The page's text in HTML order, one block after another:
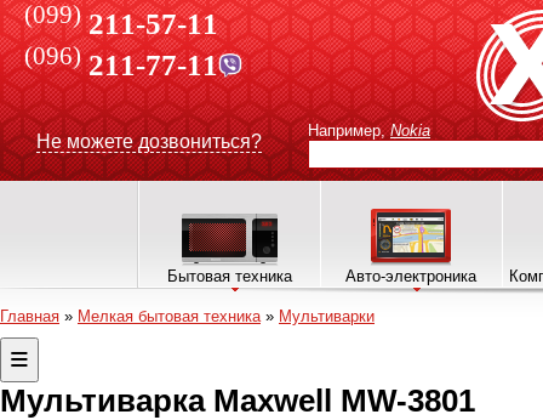
(099) 211-57-11
(096)211-77-11
Не можете дозвониться?
Например, Nokia
Бытовая техника Авто-электроника
Главная » Мелкая бытовая техника» Мультиварки
Мультиварка Maxwell MW-3801